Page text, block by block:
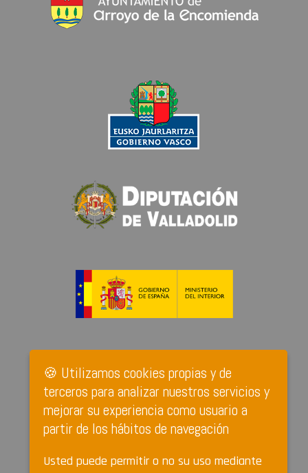
🍪 Utilizamos cookies propias y de
terceros para analizar nuestros servicios y
mejorar su experiencia como usuario a
partir de los hábitos de navegación
Usted puede permitir o no su uso mediante